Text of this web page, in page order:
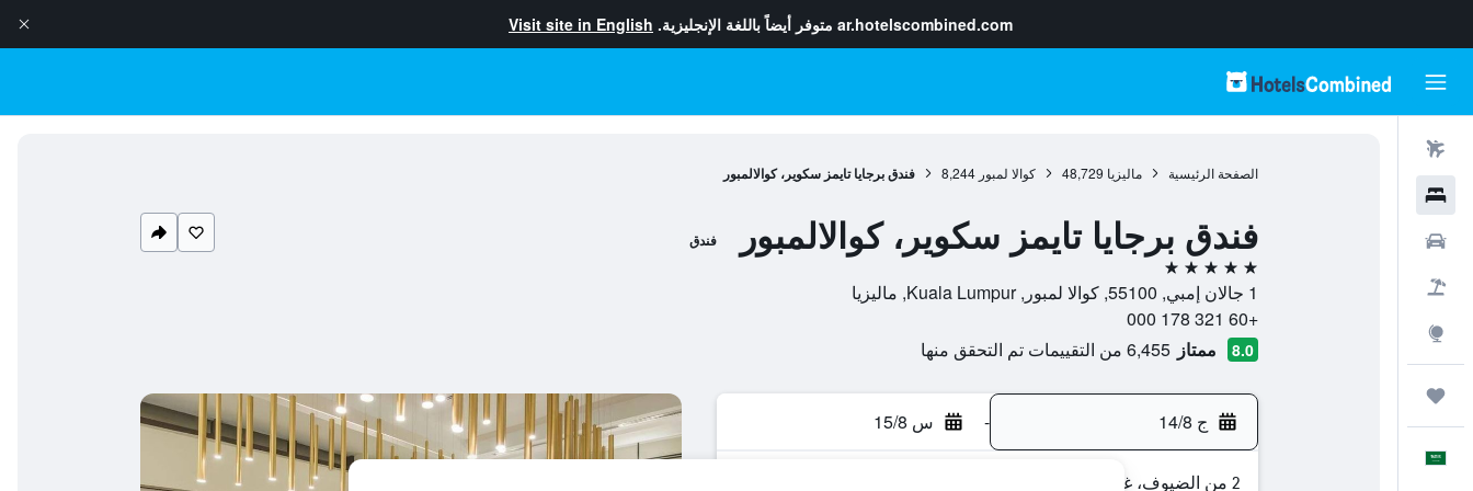
ar.hotelscombined.com متوفر أيضاً باللغة الإنجليزية. Visit site in English
الصفحة الرئيسية ماليزيا 48,729 كوالا لمبور 8,244 فندق برجايا تايمز سكوير، كوالالمبور
فندق برجايا تايمز سكوير، كوالالمبور فندق
5 نجوم
1 جالان إمبي, 55100, كوالا لمبور, Kuala Lumpur, ماليزيا
+60 321 178 000
8.0 ممتاز 6,455 من التقييمات تم التحقق منها
ج 14/8 - س 15/8
2 من الضيوف، غرفة واحدة